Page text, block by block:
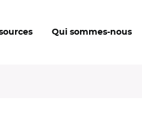
Qui sommes-nous